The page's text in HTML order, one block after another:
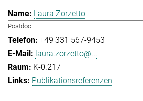
Laura Zorzetto
Postdoc
+49 331 567-9453
laura.zorzetto@...
K-0.217
Publikationsreferenzen